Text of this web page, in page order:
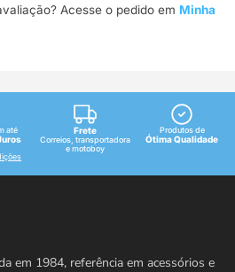
Acesse o pedido em Minha
até Frete
Correios, transportadora
e motoboy
Produtos de
Ótima Qualidade
em 1984, referência em acessórios e